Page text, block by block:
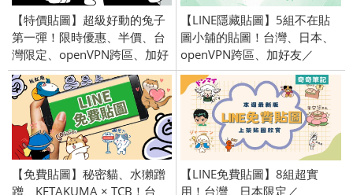
【特價貼圖】超級好動的兔子
第一彈！限時優惠、半價、台
灣限定、openVPN跨區、加好
友、綁門號／2018/05/22
【LINE隱藏貼圖】5組不在貼
圖小舖的貼圖！台灣、日本、
openVPN跨區、加好友／
2023/01/04
【免費貼圖】秘密貓、水獺蹭
蹭、KETAKUMA × TCB！台
【LINE免費貼圖】8組超實
用！台灣、日本限定／